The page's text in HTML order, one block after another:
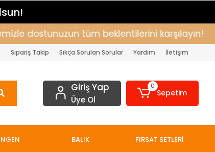
dostunuzun tüm beklentilerini karşılayın!
Sipariş Takip Sıkça Sorulan Sorular Yardım İletişim
Giriş Yap
Üye Ol
0
Sepetim
BALIK FIRSAT SETLERİ